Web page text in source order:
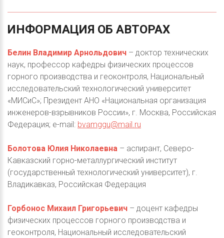
ИНФОРМАЦИЯ ОБ АВТОРАХ
Белин Владимир Арнольдович – доктор технических
наук, профессор кафедры физических процессов
горного производства и геоконтроля, Национальный
исследовательский технологический университет
«МИСиС»; Президент АНО «Национальная организация
инженеров-взрывников России», г. Москва, Российская
Федерация; e-mail: bvamggu@mail.ru
Болотова Юлия Николаевна – аспирант, Северо-
Кавказский горно-металлургический институт
(государственный технологический университет), г.
Владикавказ, Российская Федерация
Горбонос Михаил Григорьевич – доцент кафедры
физических процессов горного производства и
геоконтроля, Национальный исследовательский